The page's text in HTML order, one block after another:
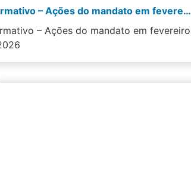
Informativo – Ações do mandato em fevereiro de 2026
– Ações do mandato em fevereiro